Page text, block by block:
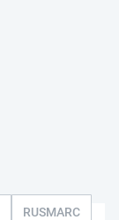
RUSMARC